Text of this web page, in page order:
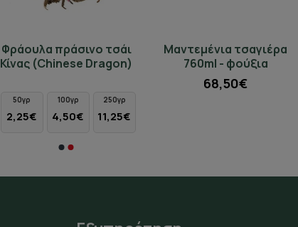
Φράουλα πράσινο τσάι
Κίνας (Chinese Dragon)
50γρ
2,25€
100γρ
4,50€
250γρ
11,25€
Μαντεμένια τσαγιέρα
760ml - φούξια
68,50€